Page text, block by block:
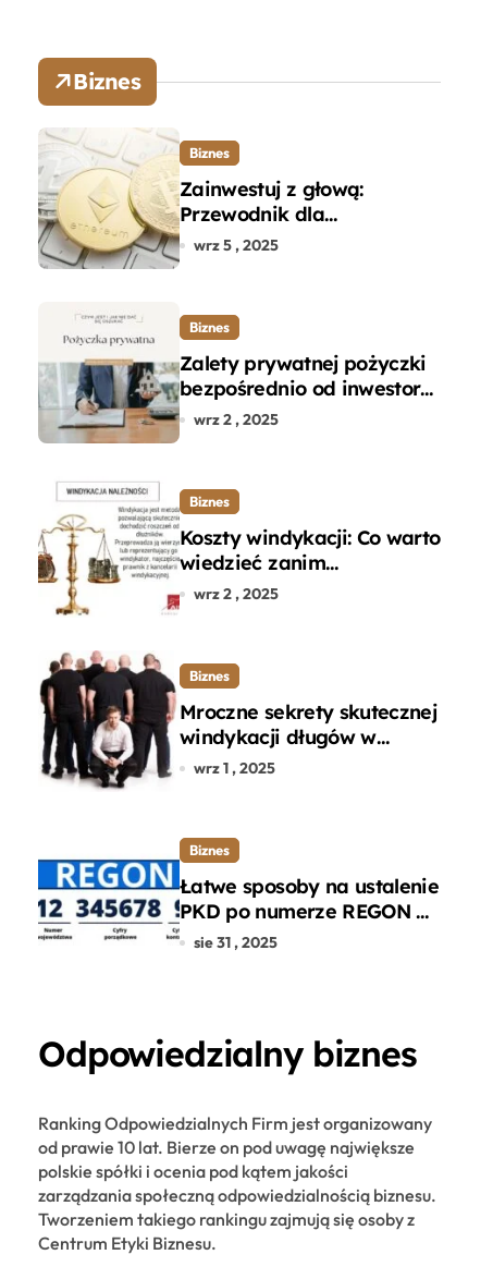
Biznes
Biznes
Zainwestuj z głową:
Przewodnik dla
początkujących w zakupie
wrz 5 , 2025
Biznes
Zalety prywatnej pożyczki
bezpośrednio od inwestora
– dlaczego warto?
wrz 2 , 2025
Biznes
Koszty windykacji: Co warto
wiedzieć zanim
zdecydujesz się na
wrz 2 , 2025
Biznes
Mroczne sekrety skutecznej
windykacji długów w
departamencie windykacji
wrz 1 , 2025
Biznes
Łatwe sposoby na ustalenie
PKD po numerze REGON w
kilku prostych krokach
sie 31 , 2025
Odpowiedzialny biznes
Ranking Odpowiedzialnych Firm jest organizowany
od prawie 10 lat. Bierze on pod uwagę największe
polskie spółki i ocenia pod kątem jakości
zarządzania społeczną odpowiedzialnością biznesu.
Tworzeniem takiego rankingu zajmują się osoby z
Centrum Etyki Biznesu.